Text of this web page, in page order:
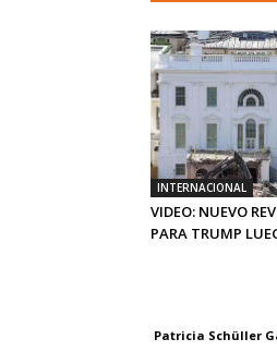
INTERNACIONAL
VIDEO: NUEVO
PARA TRUMP
Patricia Schüller